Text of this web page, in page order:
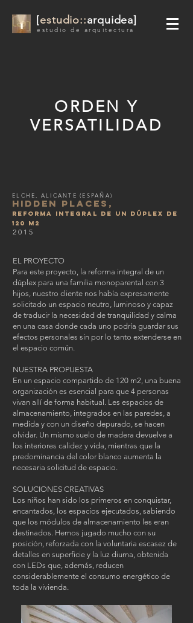
estudio de arquitectura
[estudio::arquidea]
ORDEN Y
VERSATILIDAD
ELCHE, ALICANTE (ESPAÑA)
HIDDEN PLACES,
REFORMA INTEGRAL DE UN DÚPLEX DE
120 M2
2015
EL PROYECTO
Para este proyecto, la reforma integral de un
dúplex para una familia monoparental con 3
hijos, nuestro cliente nos había expresamente
solicitado un espacio neutro, luminoso y capaz
de traducir la necesidad de tranquilidad y calma
en una casa donde cada uno podría guardar sus
efectos personales sin por lo tanto extenderse en
el espacio común.
NUESTRA PROPUESTA
En un espacio compartido de 120 m2, una buena
organización es esencial para que 4 personas
vivan allí de forma habitual. Les espacios de
almacenamiento, integrados en las paredes, a
medida y con un diseño depurado, se hacen
olvidar. Un mismo suelo de madera devuelve a
los interiores calidez y vida, mientras que la
predominancia del color blanco aumenta la
necesaria solicitud de espacio.
SOLUCIONES CREATIVAS
Los niños han sido los primeros en conquistar,
encantados, los espacios ejecutados, sabiendo
que los módulos de almacenamiento les eran
destinados. Hemos jugado mucho con su
posición, reforzada con la voluntaria escasez de
detalles en superficie y la luz diurna, obtenida
con LEDs que, además, reducen
considerablemente el consumo energético de
toda la vivienda.